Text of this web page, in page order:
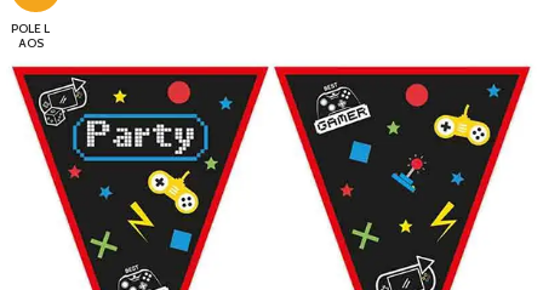
POLE L
AOS